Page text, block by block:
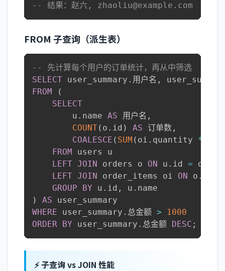
-- 结果：赵六, zhaoliu@example.com
FROM 子查询（派生表）
-- 先计算每个用户的订单统计，再从中筛选
SELECT user_summary . 用户名 ,
FROM
(
SELECT
        u
. name AS 用户名 ,
COUNT( o . id ) AS 订单数 ,
COALESCE ( SUM ( oi . quantity *
FROM users u
LEFT JOIN orders o ON u . id = o
LEFT JOIN order_items oi ON o .
GROUP
BY u . id , u .
)
AS
WHERE user_summary . 总金额 >
1000
ORDER BY user_summary . 总金额 DESC ;
⚡ 子查询 vs JOIN 性能